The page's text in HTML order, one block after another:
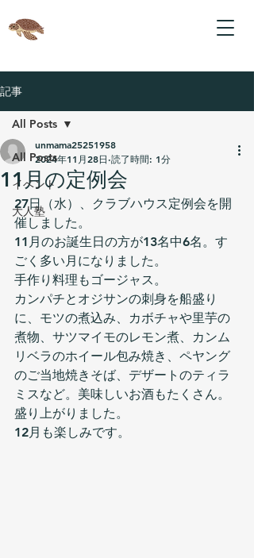
記事
All Posts
イベント
大人塾
All Posts
11月の定例会
unmama25251958
2024年11月28日 読了時間: 1分
27日（水）、クラブハウス定例会を開
催しました。
11月のお誕生日の方が13名中6名。す
ごく多い月になりました。
手作り料理もゴージャス。
カンパチとオジサンの刺身を船盛り
に、モツの煮込み、カボチャや里芋の
煮物、サツマイモのレモン煮、カンム
リベラのホイール包み焼き、ペヤング
のご当地焼きそば、デザートのティラ
ミスなど。美味しいお酒もたくさん。
盛り上がりました。
12月も楽しみです。